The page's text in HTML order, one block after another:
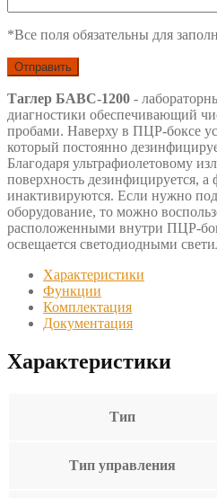
*Все поля обязательны для
Таглер БАВС-1200 -
диагностики обеспечивающий
пробами. Наверху в ПЦР-боксе
который постоянно
Благодаря ультрафиолетовому
поверхность дезинфицируется,
инактивируются. Если нужно
оборудование, то можно
расположенными внутри ПЦР-
освещается светодиодными
Характеристики
Функции
Комплектация
Документация
Характеристики
Тип
Тип управления